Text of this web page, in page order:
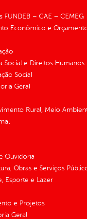
FUNDEB – CAE – CEMEG
Econômico e
Social e Direitos Humanos
Social
Geral
Rural, Meio
Ouvidoria
Obras e Serviços
Esporte e Lazer
e Projetos
Geral